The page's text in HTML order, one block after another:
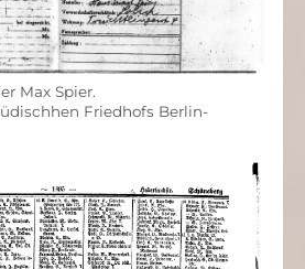
Max Spier.
Friedhofs Berlin-